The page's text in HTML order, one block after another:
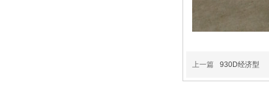
上一篇 930D经济型